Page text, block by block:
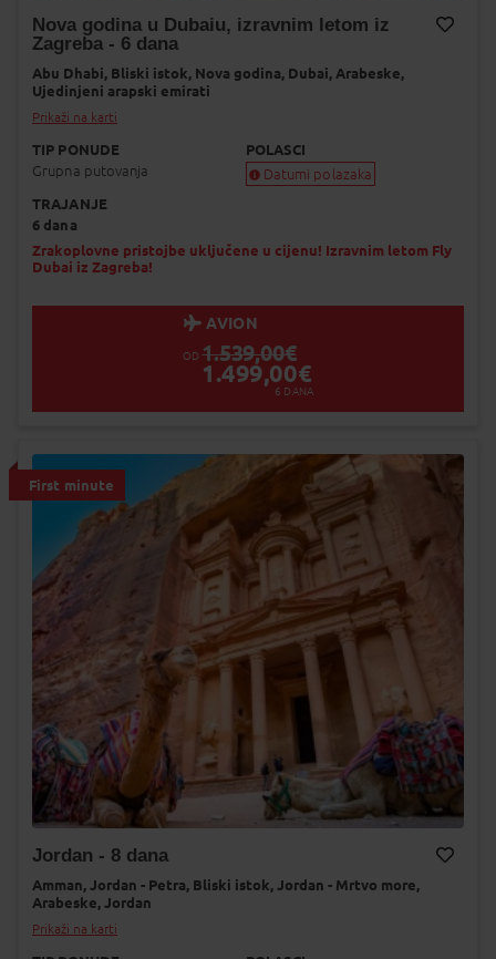
Nova godina u Dubaiu, izravnim letom iz
Zagreba - 6 dana
Abu Dhabi, Bliski istok, Nova godina, Dubai, Arabeske,
Ujedinjeni arapski emirati
Prikaži na karti
TIP PONUDE
Grupna putovanja
POLASCI
Datumi polazaka
Popunjeno
TRAJANJE
6 dana
Zrakoplovne pristojbe uključene u cijenu! Izravnim letom Fly
Dubai iz Zagreba!
AVION
OD 1.539,00€
1.499,00€
6 DANA
First minute
Jordan - 8 dana
Dodaj na Moj odabir
Amman, Jordan - Petra, Bliski istok, Jordan - Mrtvo more,
Arabeske, Jordan
Prikaži na karti